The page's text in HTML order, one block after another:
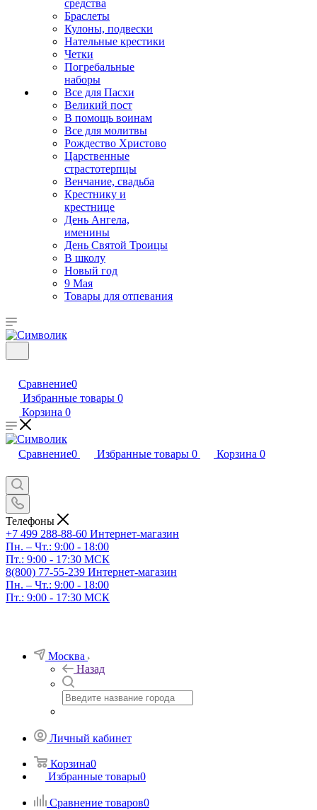
средства
Браслеты
Кулоны, подвески
Нательные крестики
Четки
Погребальные
наборы
Все для Пасхи
Великий пост
В помощь воинам
Все для молитвы
Рождество Христово
Царственные
страстотерпцы
Венчание, свадьба
Крестнику и
крестнице
День Ангела,
именины
День Святой Троицы
В школу
Новый год
9 Мая
Товары для отпевания
Сравнение0
Избранные товары 0
Корзина 0
Сравнение0 Избранные товары 0 Корзина 0
Телефоны
+7 499 288-88-60 Интернет-магазин
Пн. – Чт.: 9:00 - 18:00
Пт.: 9:00 - 17:30 МСК
8(800) 77-55-239 Интернет-магазин
Пн. – Чт.: 9:00 - 18:00
Пт.: 9:00 - 17:30 МСК
Москва
Назад
Личный кабинет
Корзина0
Избранные товары0
Сравнение товаров0